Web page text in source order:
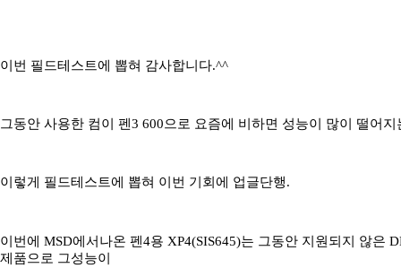
이번 필드테스트에 뽑혀 감사합니다.^^
그동안 사용한 컴이 펜3 600으로 요즘에 비하면 성능이 많이 떨어지
이렇게 필드테스트에 뽑혀 이번 기회에 업글단행.
이번에 MSD에서나온 펜4용 XP4(SIS645)는 그동안 지원되지 않은
제품으로 그성능이